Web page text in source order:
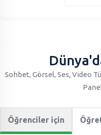
Sohbet, Görsel, Ses, Video
Öğrenciler için